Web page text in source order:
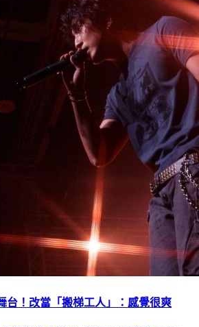
台！改當「搬梯工人」：感覺很爽